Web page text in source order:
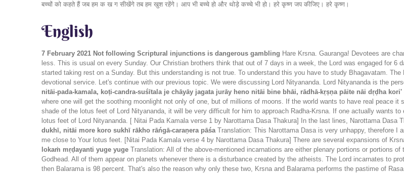
बच्चों को कहते हैं जब हम क ख ग सीखेंगे तब हम खुश रहेंगे। आप भी बच्चे हो और थोड़े कच्चे भी हो। हरे कृष्ण जप कीजिए। हरे कृष्ण।
English
7 February 2021 Not following Scriptural injunctions is dangerous gambling Hare Krsna. Gauranga! Devotees are
less. This is usual on every Sunday. Our Christian brothers think that out of 7 days in a week, the Lord was engaged for
started taking rest on a Sunday. But this understanding is not true. To understand this you have to study Bhagavatam.
devotional service. Let's continue with our previous topic. We were discussing Lord Nityananda. Lord Nityananda is the
nitāi-pada-kamala, koṭi-candra-suśītala je chāyāy jagata jurāy heno nitāi bine bhāi, rādhā-kṛṣṇa pāite nāi dṛḍha
where one will get the soothing moonlight not only of one, but of millions of moons. If the world wants to have real peace
shade of the lotus feet of Lord Nityananda, it will be very difficult for him to approach Radha-Krsna. If one actually wants
lotus feet of Lord Nityananda. [ Nitai Pada Kamala verse 1 by Narottama Dasa Thakura] In the last lines, Narottama
dukhī, nitāi more koro sukhī rākho rāńgā-caraṇera pāśaTranslation: This Narottama Dasa is very unhappy, therefore I
me close to Your lotus feet. [Nitai Pada Kamala verse 4 by Narottama Dasa Thakura] There are several expansions of
lokaṁ mṛḍayanti yuge yuge Translation: All of the above-mentioned incarnations are either plenary portions or portions
Godhead. All of them appear on planets whenever there is a disturbance created by the atheists. The Lord incarnates to
then Balarama is 98 percent. That's also the reason why only these two, Krsna and Balarama performs the pastime of